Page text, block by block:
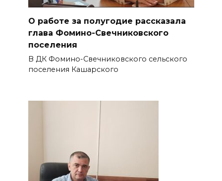
О работе за полугодие рассказала
глава Фомино-Свечниковского
поселения
В ДК Фомино-Свечниковского сельского
поселения Кашарского